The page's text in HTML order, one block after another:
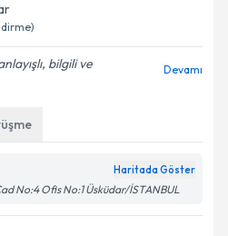
bilgili ve
Devamı
Haritada Göster
No:4 Ofis No:1 Üsküdar/İSTANBUL